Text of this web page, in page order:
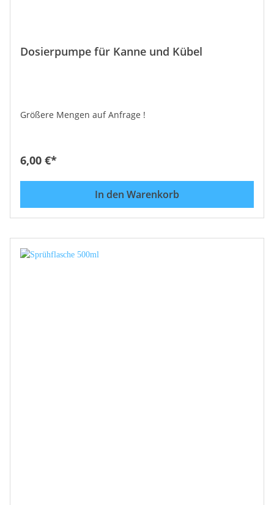
Dosierpumpe für Kanne und Kübel
Größere Mengen auf Anfrage !
6,00 €*
In den Warenkorb